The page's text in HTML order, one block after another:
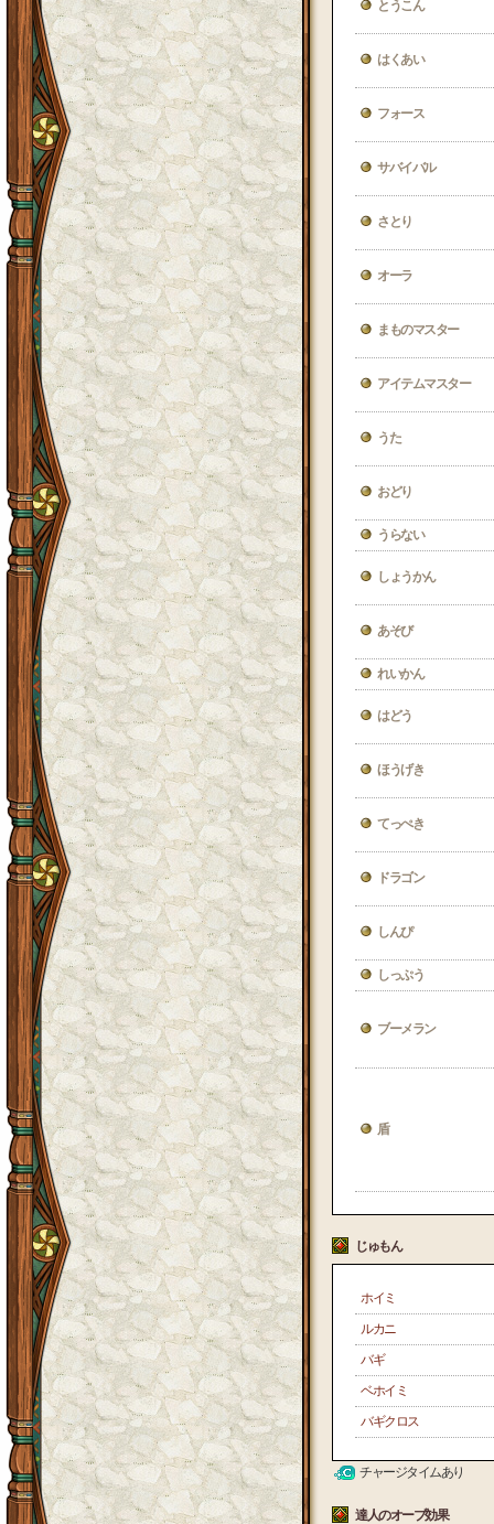
とうこん
はくあい
フォース
サバイバル
さとり
オーラ
まものマスター
アイテムマスター
うた
おどり
うらない
しょうかん
あそび
れいかん
はどう
ほうげき
てっぺき
ドラゴン
しんぴ
しっぷう
ブーメラン
盾
じゅもん
ホイミ
ルカニ
バギ
ベホイミ
バギクロス
チャージタイムあり
達人のオーブ効果